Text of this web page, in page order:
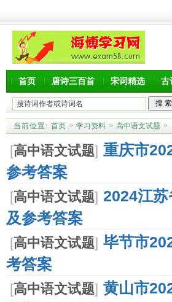
首页 唐诗三百首 宋词精选 古
当前位置: 首页 > 学习资料 > 高中语文试题 >
[高中语文试题] 重庆市
参考答案
[高中语文试题] 2024江
及参考答案
[高中语文试题] 毕节市
考答案
[高中语文试题] 黄山市